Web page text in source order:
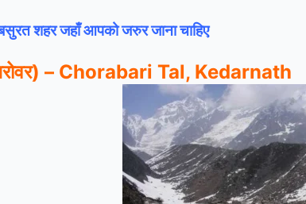
शहर जहाँ आपको जरुर जाना चाहिए
सरोवर) – Chorabari Tal, Kedarnath